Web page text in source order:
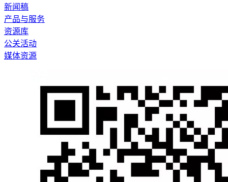
新闻稿
产品与服务
资源库
公关活动
媒体资源